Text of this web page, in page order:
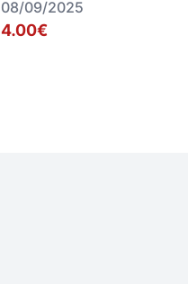
08/09/2025
4.00€